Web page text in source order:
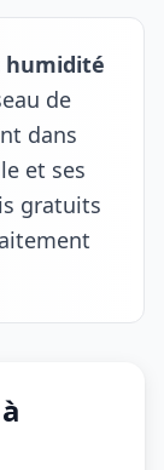
de
dans
et ses
gratuits